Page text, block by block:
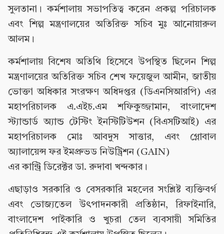
সুলতানা। কর্মশালায় সভাপতিত্ব করেন প্রকল্প পরিচালক
এবং শিল্প মন্ত্রণালয়ের অতিরিক্ত সচিব মুঃ আনোয়ারুল
আলম।
কর্মশালায় বিশেষ অতিথি হিসেবে উপস্থিত ছিলেন শিল্প
মন্ত্রণালয়ের অতিরিক্ত সচিব শেখ ফয়েজুল আমীন, জাতীয়
ভোক্তা অধিকার সংরক্ষণ অধিদপ্তর (ডিএনসিআরপি) এর
মহাপরিচালক এ.এইচ.এম শফিকুজ্জামান, বাংলাদেশ
স্ট্যান্ডার্ড অ্যান্ড টেস্টিং ইনস্টিটিউশন (বিএসটিআই) এর
মহাপরিচালক মোঃ আবদুস সাত্তার, এবং গ্লোবাল
অ্যালায়েন্স ফর ইমপ্রুভড নিউট্রিশন (GAIN)
এর কান্ট্রি ডিরেক্টর ডা. রুদাবা খন্দকার।
এছাড়াও সরকারি ও বেসরকারি মহলের সংশ্লিষ্ট ব্যক্তিবর্গ
এবং ভোজ্যতেল উৎপাদনকারী প্রতিষ্ঠান, রিফাইনারি,
বাংলাদেশ পাইকারি ও খুচরা তেল ব্যবসায়ী সমিতির